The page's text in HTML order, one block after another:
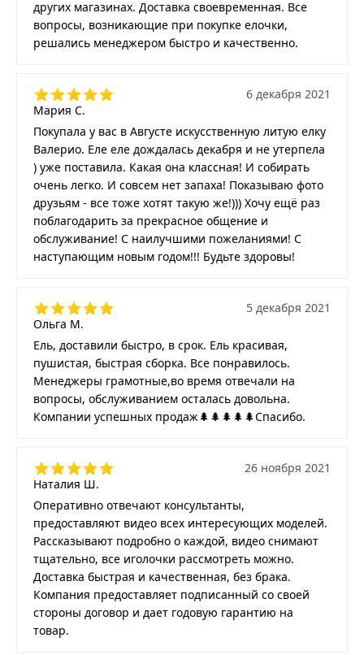
других магазинах. Доставка своевременная. Все
вопросы, возникающие при покупке елочки,
решались менеджером быстро и качественно.
Мария С.
6 декабря 2021
Покупала у вас в Августе искусственную литую елку
Валерио. Еле еле дождалась декабря и не утерпела
) уже поставила. Какая она классная! И собирать
очень легко. И совсем нет запаха! Показываю фото
друзьям - все тоже хотят такую же!))) Хочу ещё раз
поблагодарить за прекрасное общение и
обслуживание! С наилучшими пожеланиями! С
наступающим новым годом!!! Будьте здоровы!
Ольга М.
5 декабря 2021
Ель, доставили быстро, в срок. Ель красивая,
пушистая, быстрая сборка. Все понравилось.
Менеджеры грамотные,во время отвечали на
вопросы, обслуживанием осталась довольна.
Компании успешных продаж🌲🌲🌲🌲🌲Спасибо.
Наталия Ш.
26 ноября 2021
Оперативно отвечают консультанты,
предоставляют видео всех интересующих моделей.
Рассказывают подробно о каждой, видео снимают
тщательно, все иголочки рассмотреть можно.
Доставка быстрая и качественная, без брака.
Компания предоставляет подписанный со своей
стороны договор и дает годовую гарантию на
товар.